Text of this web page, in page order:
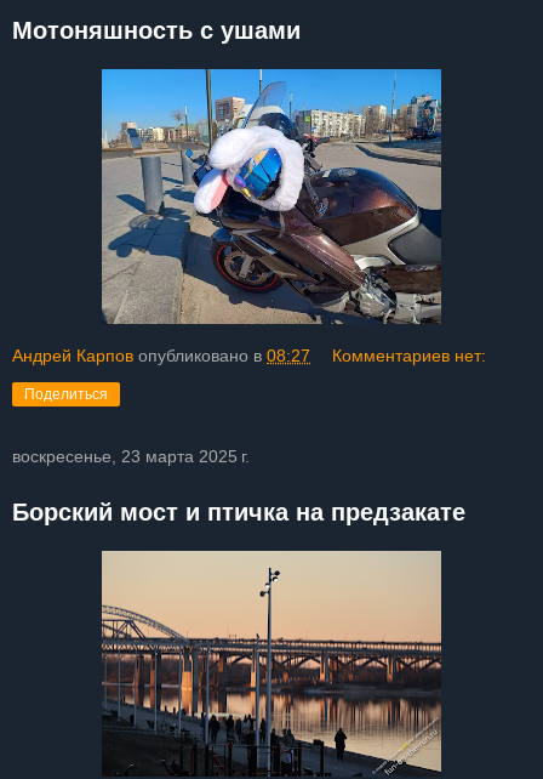
Мотоняшность с ушами
Андрей Карпов опубликовано в 08:27 Комментариев нет:
Поделиться
воскресенье, 23 марта 2025 г.
Борский мост и птичка на предзакате